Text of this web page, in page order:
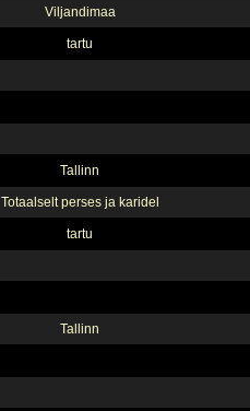
Viljandimaa
tartu
Tallinn
Totaalselt perses ja karidel
tartu
Tallinn